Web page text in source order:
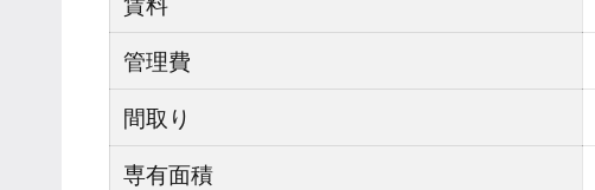
管理費
間取り
専有面積